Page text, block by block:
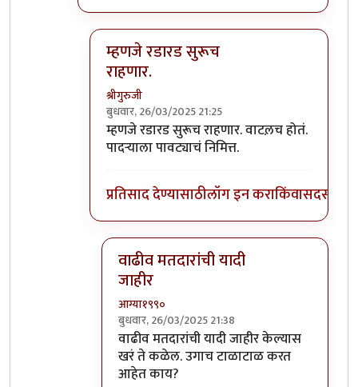
म्हणजे रडारड सुरूच
राहणार.
श्रीगुरुजी
बुधवार, 26/03/2025 21:25
In reply toम्हणजे यापुढे (नेहमीप्रमाणे)by
म्हणजे रडारड सुरूच राहणार. वाटल़च होतं.
पादऱ्याला पावट्याचं निमित्त.
प्रतिसाद देण्यासाठीलॉग इन कराकिंवासदस्य व्हा
वाढीव मतदारांची यादी
जाहीर
आग्या१९९०
बुधवार, 26/03/2025 21:38
In reply toम्हणजे रडारड सुरूच राहणार.
वाढीव मतदारांची यादी जाहीर केल्यास
खरं ते कळेल. उगाच टाळाटाळ करत
आहेत काय?